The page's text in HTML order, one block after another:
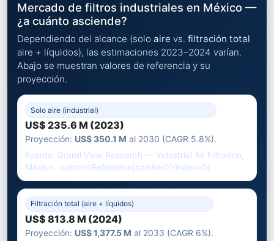
Mercado de filtros industriales en México —
¿a cuánto asciende?
Dependiendo del alcance (solo aire vs. filtración total
aire + líquidos), las estimaciones 2023–2024 varían.
Abajo se muestran valores de referencia y su
proyección.
Solo aire (industrial)
US$ 235.6 M (2023)
Proyección: US$ 350.1 M al 2030 (CAGR 5.8%).
Fuente: Grand View Research — Industrial Air Filtration,
México. :contentReference[oaicite:0]{index=0}
Filtración total (aire + líquidos)
US$ 813.8 M (2024)
Proyección: US$ 1,377.5 M al 2033 (CAGR 6%).